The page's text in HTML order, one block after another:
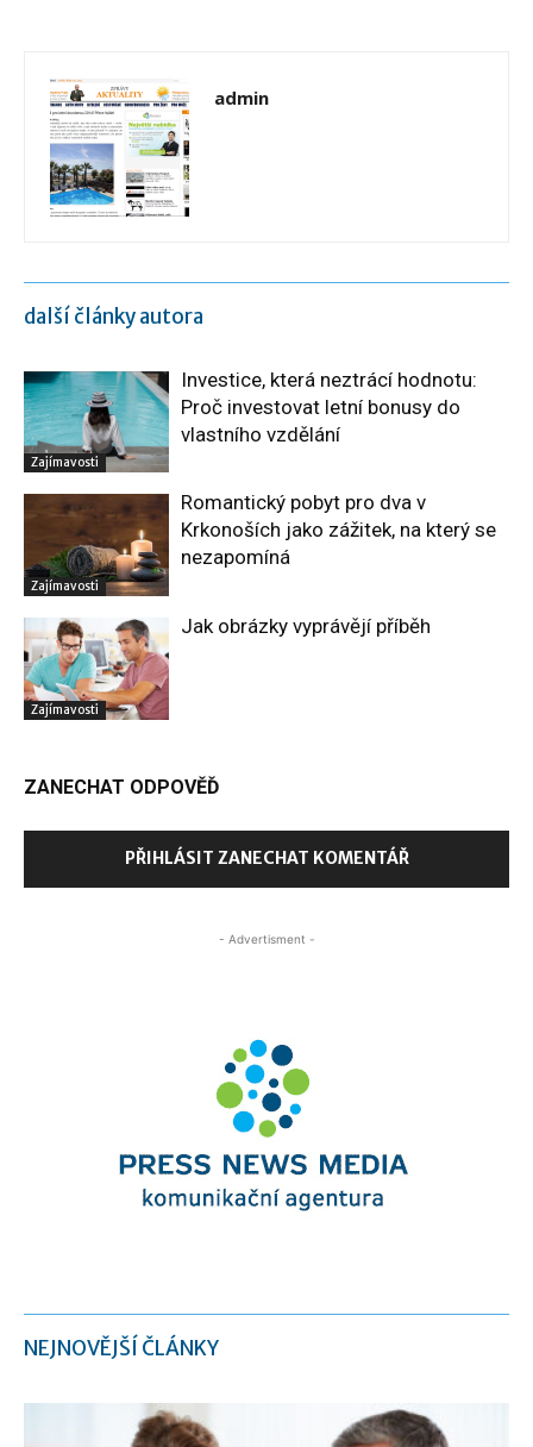
admin
další články autora
Zajímavosti
Investice, která neztrácí hodnotu:
Proč investovat letní bonusy do
vlastního vzdělání
Zajímavosti
Romantický pobyt pro dva v
Krkonoších jako zážitek, na který se
nezapomíná
Zajímavosti
Jak obrázky vyprávějí příběh
ZANECHAT ODPOVĚĎ
PŘIHLÁSIT ZANECHAT KOMENTÁŘ
- Advertisment -
NEJNOVĚJŠÍ ČLÁNKY